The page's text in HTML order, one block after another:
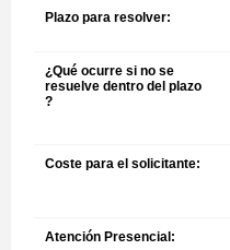
Plazo para resolver:
¿Qué ocurre si no se
resuelve dentro del plazo
?
Coste para el solicitante:
Atención Presencial: